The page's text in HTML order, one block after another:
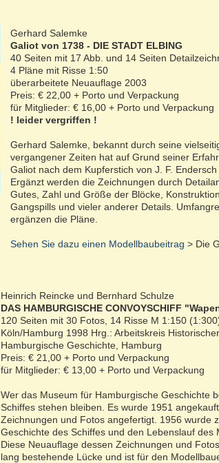
Gerhard Salemke
Galiot von 1738 - DIE STADT ELBING
40 Seiten mit 17 Abb. und 14 Seiten
4 Pläne mit Risse 1:50
überarbeitete Neuauflage 2003
Preis: € 22,00 + Porto und Verpackung
für Mitglieder: € 16,00 + Porto und Verpackung
! leider vergriffen !
Gerhard Salemke, bekannt durch seine
vergangener Zeiten hat auf Grund seiner
Galiot nach dem Kupferstich von J. F. Endersch
Ergänzt werden die Zeichnungen durch
Gutes, Zahl und Größe der Blöcke,
Gangspills und vieler anderer Details.
ergänzen die Pläne.
Sehen Sie dazu einen Modellbaubeitrag > Die
Heinrich Reincke und Bernhard Schulze
DAS HAMBURGISCHE CONVOYSCHIFF
120 Seiten mit 30 Fotos, 14 Risse M 1:150
Köln/Hamburg 1998 Hrg.: Arbeitskreis
Hamburgische Geschichte, Hamburg
Preis: € 21,00 + Porto und Verpackung
für Mitglieder: € 13,00 + Porto und Verpackung
Wer das Museum für Hamburgische Geschichte
Schiffes stehen bleiben. Es wurde 1951
Zeichnungen und Fotos angefertigt. 1956 wurde
Geschichte des Schiffes und den Lebenslauf des
Diese Neuauflage dessen Zeichnungen und
lang bestehende Lücke und ist für den